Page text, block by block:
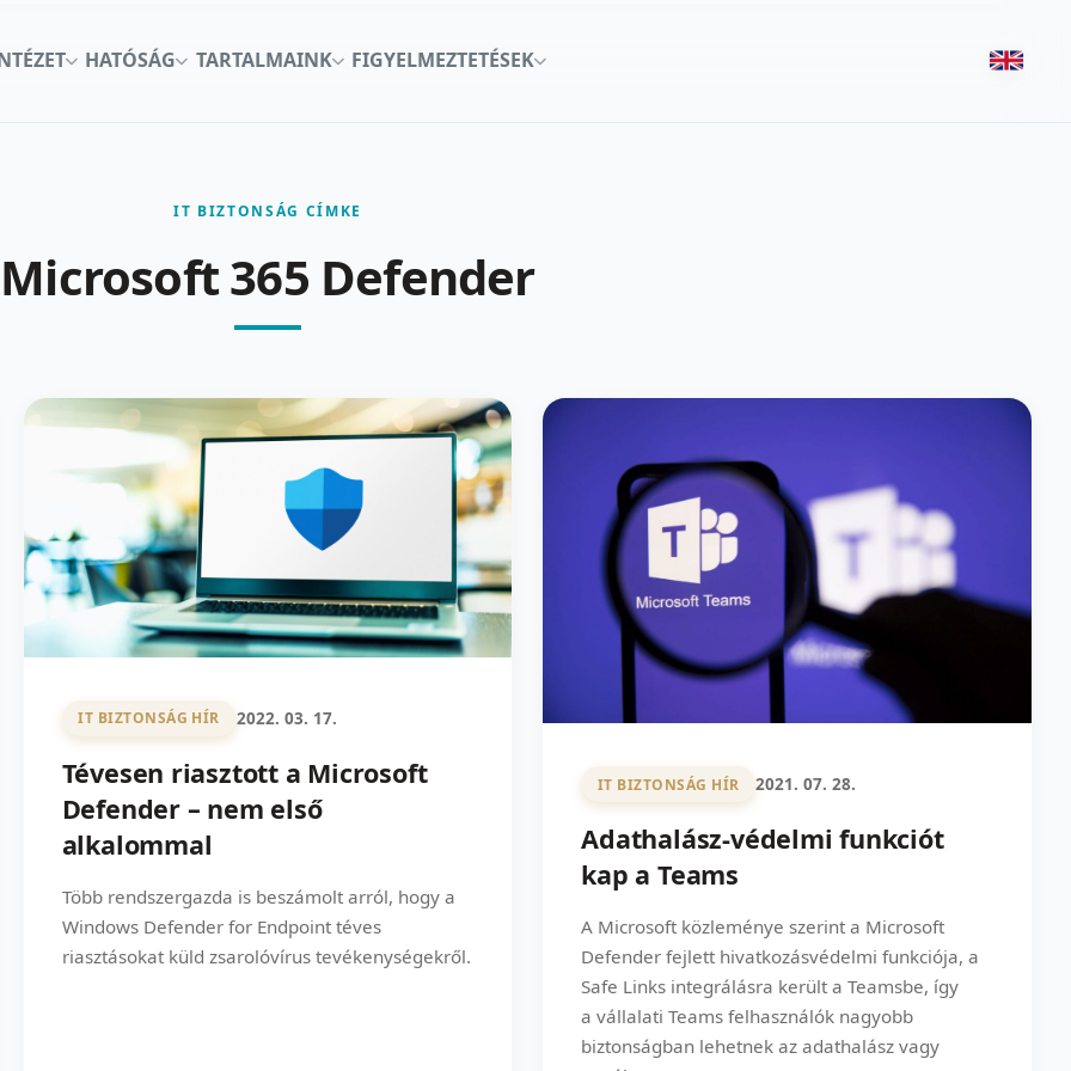
HATÓSÁG TARTALMAINK FIGYELMEZTETÉSEK
IT BIZTONSÁG CÍMKE
Microsoft 365 Defender
IT BIZTONSÁG HÍR 2022. 03. 17.
Tévesen riasztott a Microsoft
Defender – nem első
alkalommal
Több rendszergazda is beszámolt arról, hogy a
Windows Defender for Endpoint téves
riasztásokat küld zsarolóvírus tevékenységekről.
IT BIZTONSÁG HÍR 2021. 07. 28.
Adathalász-védelmi funkciót
kap a Teams
A Microsoft közleménye szerint a Microsoft
Defender fejlett hivatkozásvédelmi funkciója, a
Safe Links integrálásra került a Teamsbe, így
a vállalati Teams felhasználók nagyobb
biztonságban lehetnek az adathalász vagy